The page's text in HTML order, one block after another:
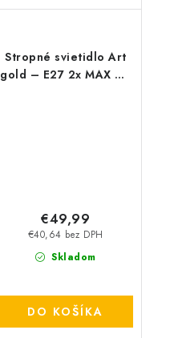
Stropné svietidlo Art
gold – E27 2x MAX 60
Skladom
€40,64 bez DPH
€49,99
DO KOŠÍKA